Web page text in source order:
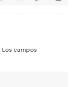
Los campos